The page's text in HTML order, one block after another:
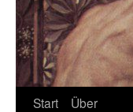
Start
Über